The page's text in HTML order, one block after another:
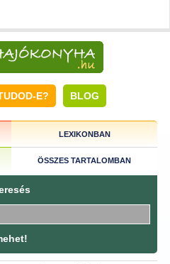
E? BLOG
LEXIKONBAN
ÖSSZES TARTALOMBAN